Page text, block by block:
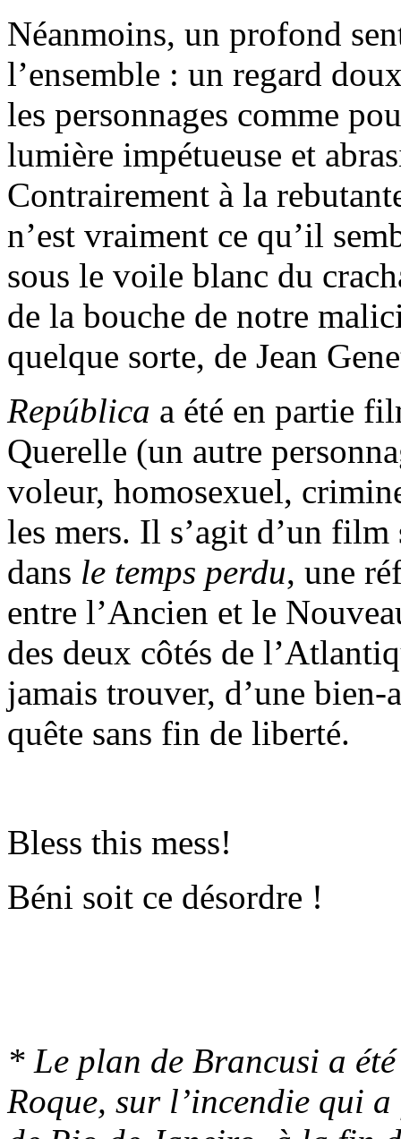
Néanmoins, un profond
l’ensemble : un regard
les personnages comme
lumière impétueuse et
Contrairement à la
n’est vraiment ce qu’il
sous le voile blanc du
de la bouche de notre
quelque sorte, de Jean
República a été en partie
Querelle (un autre
voleur, homosexuel,
les mers. Il s’agit d’un
dans le temps perdu, une
entre l’Ancien et le
des deux côtés de
jamais trouver, d’une bien-
quête sans fin de liberté.
Bless this mess!
Béni soit ce désordre !
* Le plan de Brancusi a
Roque, sur l’incendie qui